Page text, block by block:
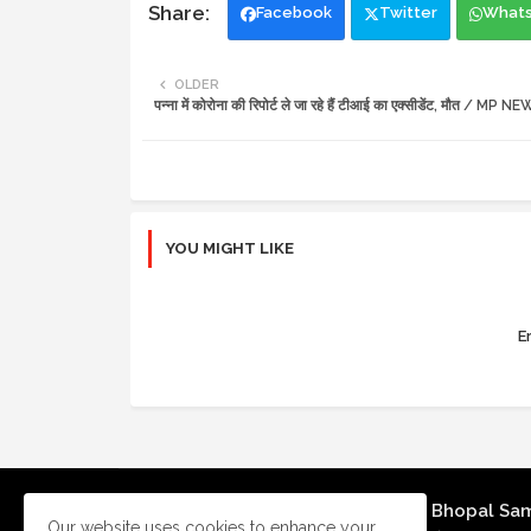
Facebook Twitter
OLDER
पन्ना में कोरोना की रिपोर्ट ले जा रहे हैं टीआई का एक्सीडेंट, मौत / MP
YOU MIGHT LIKE
Bhopal